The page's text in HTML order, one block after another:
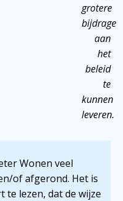
grotere
bijdrage
aan
het
beleid
te
kunnen
leveren.
Wonen veel
of afgerond. Het is
lezen, dat de wijze